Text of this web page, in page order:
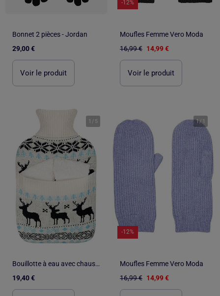
Bonnet 2 pièces - Jordan
29,00 €
Voir le produit
-12%
Moufles Femme Vero Moda
16,99 € 14,99 €
Voir le produit
1 / 5
Bouillotte à eau avec chaussettes et housse tricot motif cerf
19,40 €
1/ 1
-12%
Moufles Femme Vero Moda
16,99 € 14,99 €